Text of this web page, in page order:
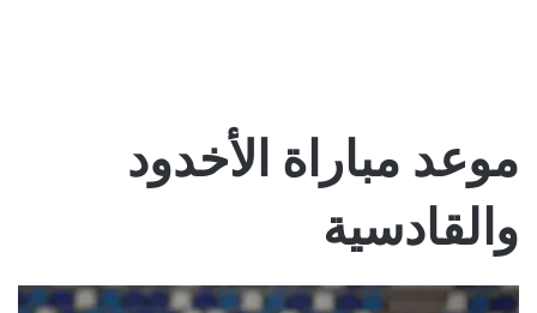
موعد مباراة الأخدود
والقادسية